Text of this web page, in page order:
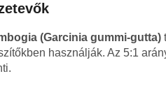
(Garcinia gummi-gutta)
használják. Az 5:1